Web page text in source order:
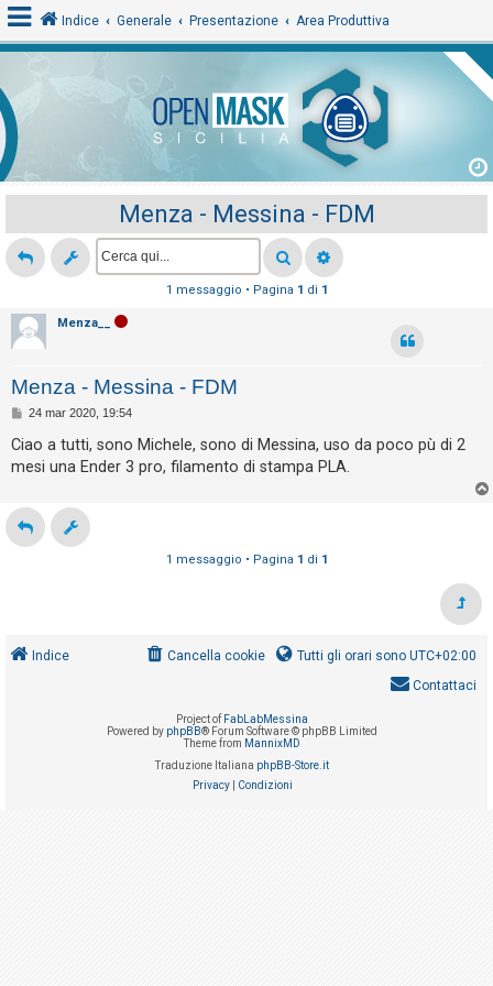
o
g
i
r
g
o
m
e
n
t
i
s
r
Indice Generale Presentazione Area Produttiva
Menza - Messina - FDM
1 messaggio • Pagina 1 di 1
Menza__
Menza - Messina - FDM
M
s
s
a
i
o
24 mar 2020, 19:54
Ciao a tutti, sono Michele, sono di Messina, uso da poco pù di 2
mesi una Ender 3 pro, filamento di stampa PLA.
1 messaggio • Pagina 1 di 1
Indice Tutti gli orari sono UTC+02:00
Cancella cookie
Contattaci
Project of FabLabMessina
Powered by phpBB® Forum Software © phpBB Limited
Theme from MannixMD
Traduzione Italiana phpBB-Store.it
Privacy| Condizioni